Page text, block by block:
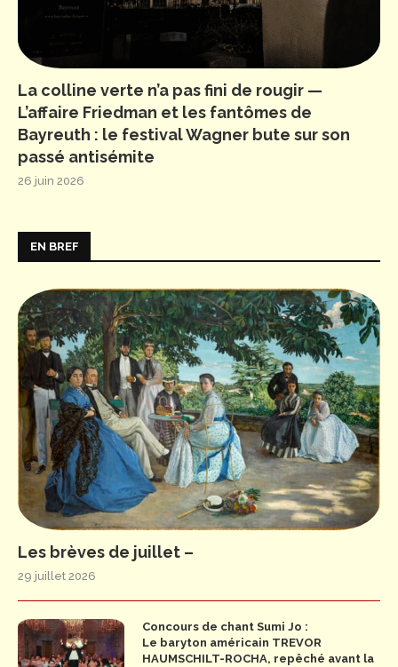
La colline verte n’a pas fini de rougir —
L’affaire Friedman et les fantômes de
Bayreuth : le festival Wagner bute sur son
passé antisémite
26 juin 2026
EN BREF
Les brèves de juillet –
29 juillet 2026
Concours de chant Sumi Jo :
Le baryton américain TREVOR
HAUMSCHILT-ROCHA, repêché avant la